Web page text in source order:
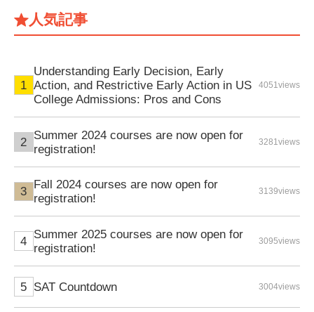
人気記事
Understanding Early Decision, Early
Action, and Restrictive Early Action in US
College Admissions: Pros and Cons
4051views
Summer 2024 courses are now open for
registration!
3281views
Fall 2024 courses are now open for
registration!
3139views
Summer 2025 courses are now open for
registration!
3095views
SAT Countdown 3004views